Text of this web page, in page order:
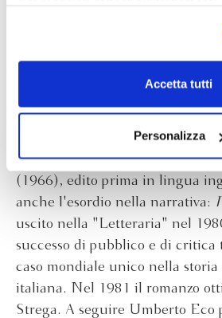
scelte privacy sui cookie, ti
dell’informativa cookie.
Chiudendo il banner tramite la “X”
dei soli cookie tecnici. Selezionando
il tuo consenso alla profilazione che
ogni momentoRevoca
Accetta tutti
Personalizza
,
Leonardo Sciascia,Gesualdo
Umberto Eco.
Ecoentra in Bompiani nel
libro viene pubblicato nel 1962.
aperta, a cui si collegheràLe
(1966), edito prima in lingua
anche l'esordio nella narrativa:
uscito nella "Letteraria" nel
successo di pubblico e di critica
caso mondiale unico nella
italiana. Nel 1981 il romanzo
Strega. A seguire Umberto